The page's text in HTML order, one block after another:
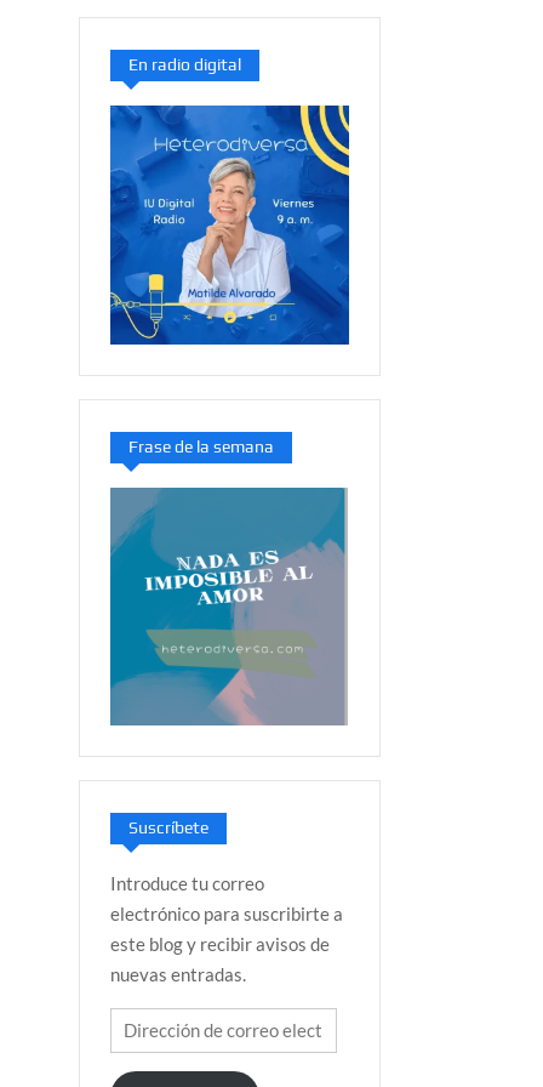
En radio digital
Frase de la semana
Suscríbete
Introduce tu correo
electrónico para suscribirte a
este blog y recibir avisos de
nuevas entradas.
Dirección
de
correo